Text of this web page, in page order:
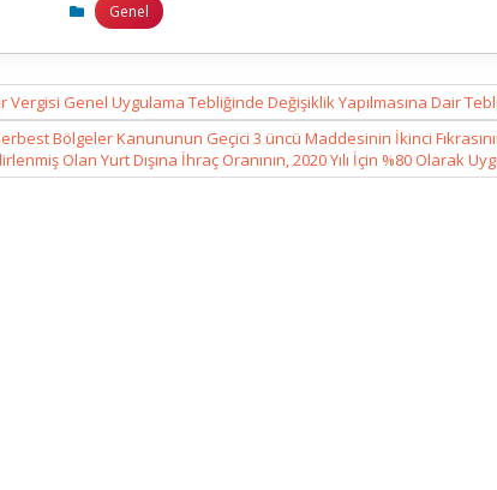
Genel
Vergisi Genel Uygulama Tebliğinde Değişiklik Yapılmasına Dair
Bölgeler Kanununun Geçici 3 üncü Maddesinin İkinci
Olan Yurt Dışına İhraç Oranının, 2020 Yılı İçin %80 Olarak